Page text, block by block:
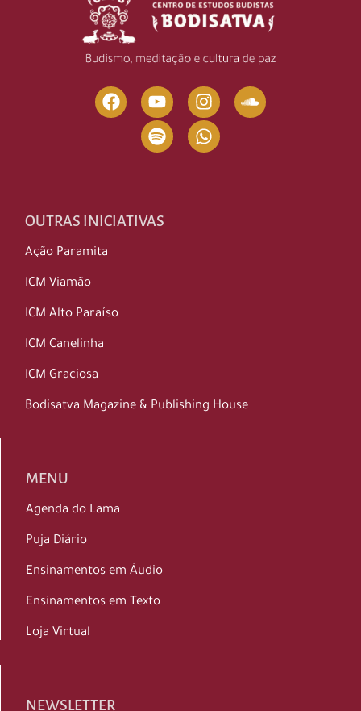
OUTRAS INICIATIVAS
Ação Paramita
ICM Viamão
ICM Alto Paraíso
ICM Canelinha
ICM Graciosa
Bodisatva Magazine & Publishing House
MENU
Agenda do Lama
Puja Diário
Ensinamentos em Áudio
Ensinamentos em Texto
Loja Virtual
NEWSLETTER